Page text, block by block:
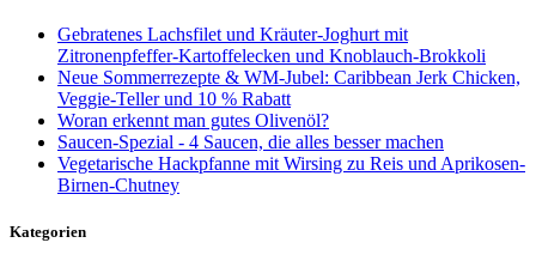
Gebratenes Lachsfilet und Kräuter-Joghurt mit
Zitronenpfeffer-Kartoffelecken und Knoblauch-Brokkoli
Neue Sommerrezepte & WM-Jubel: Caribbean Jerk Chicken,
Veggie-Teller und 10 % Rabatt
Woran erkennt man gutes Olivenöl?
Saucen-Spezial - 4 Saucen, die alles besser machen
Vegetarische Hackpfanne mit Wirsing zu Reis und Aprikosen-
Birnen-Chutney
Kategorien